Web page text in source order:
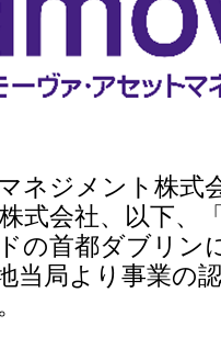
ネジメント株式
式会社、以下、
の首都ダブリン
当局より事業の